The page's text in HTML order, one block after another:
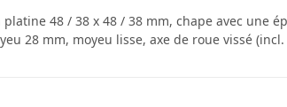
48 / 38 x 48 / 38 mm, chape avec une
28 mm, moyeu lisse, axe de roue vissé